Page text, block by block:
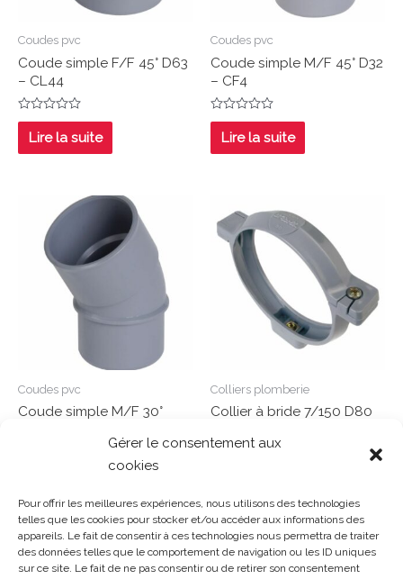
Gérer le consentement aux
cookies
Pour offrir les meilleures expériences, nous utilisons des technologies
telles que les cookies pour stocker et/ou accéder aux informations des
appareils. Le fait de consentir à ces technologies nous permettra de traiter
des données telles que le comportement de navigation ou les ID uniques
sur ce site. Le fait de ne pas consentir ou de retirer son consentement
Coudes pvc
Coude simple F/F 45° D63
– CL44
Note
sur
5
Lire la suite
Coudes pvc
Coude simple M/F 45° D32
– CF4
Note
sur
5
Lire la suite
Coudes pvc
Coude simple M/F 30°
5
Colliers plomberie
Collier à bride 7/150 D80
5
Gosset Matériaux 2023 © Tous droits réservés |Mentions